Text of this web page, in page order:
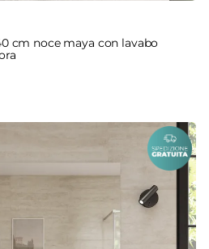
cm noce maya con lavabo